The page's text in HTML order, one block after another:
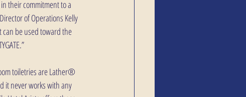
their commitment to a
of Operations Kelly
can be used toward the
toiletries are Lather®
it never works with any